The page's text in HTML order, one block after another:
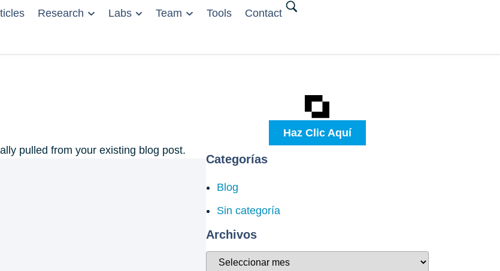
Research Labs Team Tools Contact
pulled from your existing blog post.
Haz Clic Aquí
Categorías
Blog
Sin categoría
Archivos